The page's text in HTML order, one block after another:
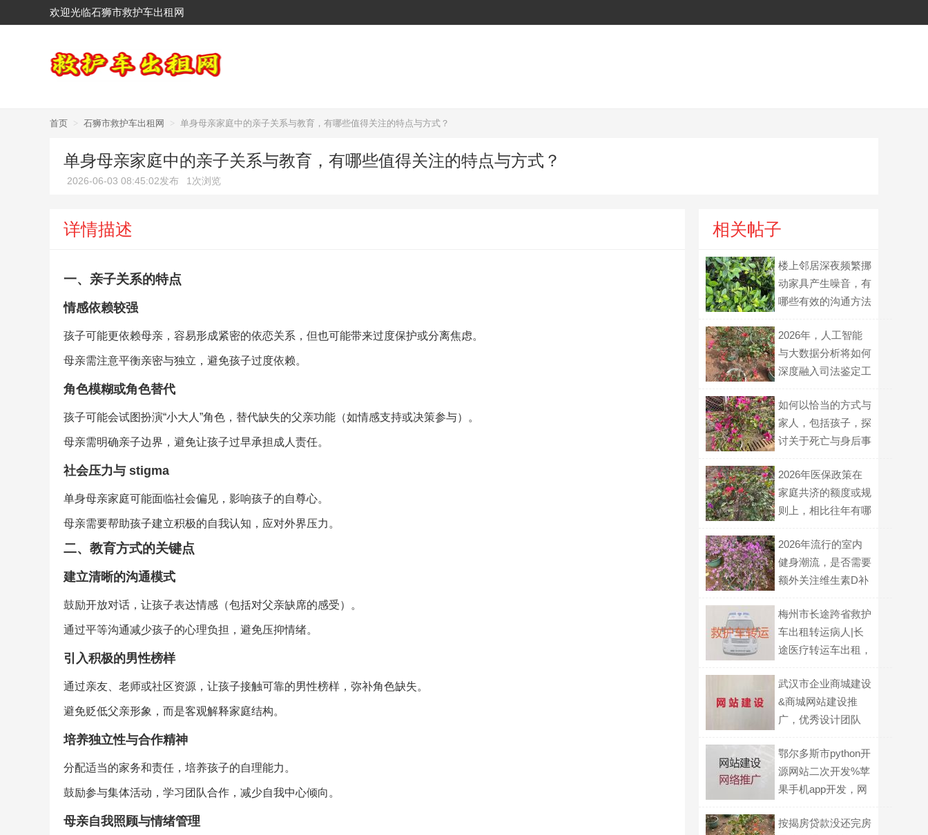
欢迎光临石狮市救护车出租网
首页 > 石狮市救护车出租网 > 单身母亲家庭中的亲子关系与教育，有哪些值得关注的特点与方式？
单身母亲家庭中的亲子关系与教育，有哪些值得关注的特点与方式？
2026-06-03 08:45:02发布 1次浏览
详情描述
一、亲子关系的特点
情感依赖较强
孩子可能更依赖母亲，容易形成紧密的依恋关系，但也可能带来过度保护或分离焦虑。
母亲需注意平衡亲密与独立，避免孩子过度依赖。
角色模糊或角色替代
孩子可能会试图扮演“小大人”角色，替代缺失的父亲功能（如情感支持或决策参与）。
母亲需明确亲子边界，避免让孩子过早承担成人责任。
社会压力与 stigma
单身母亲家庭可能面临社会偏见，影响孩子的自尊心。
母亲需要帮助孩子建立积极的自我认知，应对外界压力。
二、教育方式的关键点
建立清晰的沟通模式
鼓励开放对话，让孩子表达情感（包括对父亲缺席的感受）。
通过平等沟通减少孩子的心理负担，避免压抑情绪。
引入积极的男性榜样
通过亲友、老师或社区资源，让孩子接触可靠的男性榜样，弥补角色缺失。
避免贬低父亲形象，而是客观解释家庭结构。
培养独立性与合作精神
分配适当的家务和责任，培养孩子的自理能力。
鼓励参与集体活动，学习团队合作，减少自我中心倾向。
母亲自我照顾与情绪管理
相关帖子
楼上邻居深夜频繁挪
动家具产生噪音，有
哪些有效的沟通方法
2026年，人工智能
与大数据分析将如何
深度融入司法鉴定工
如何以恰当的方式与
家人，包括孩子，探
讨关于死亡与身后事
2026年医保政策在
家庭共济的额度或规
则上，相比往年有哪
2026年流行的室内
健身潮流，是否需要
额外关注维生素D补
梅州市长途跨省救护
车出租转运病人|长
途医疗转运车出租，
武汉市企业商城建设
&商城网站建设推
广，优秀设计团队
鄂尔多斯市python开
源网站二次开发%苹
果手机app开发，网
按揭房贷款没还完房